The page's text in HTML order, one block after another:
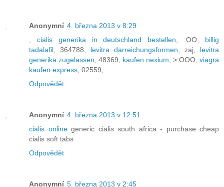
Anonymní 4. března 2013 v 8:29
cialis generika in deutschland bestellen , :OO, billig
tadalafil , 364788, levitra darreichungsformen , zaj, levitra
generika zugelassen , 48369, kaufen nexium , >:OOO, viagra
kaufen express , 02559,
Odpovědět
Anonymní 4. března 2013 v 12:51
cialis onlinegeneric cialis south africa - purchase cheap
cialis soft tabs
Odpovědět
Anonymní 5. března 2013 v 2:45